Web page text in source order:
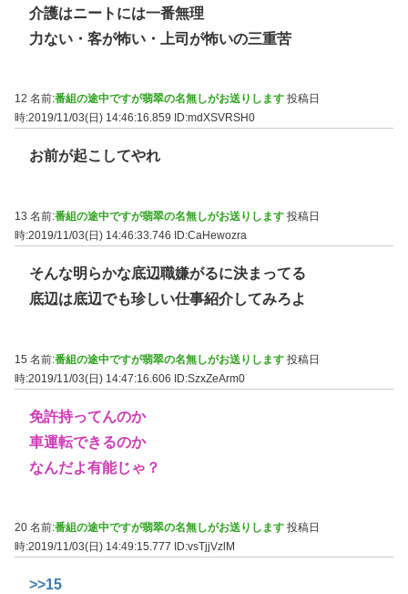
介護はニートには一番無理
力ない・客が怖い・上司が怖いの三重苦
12 名前:番組の途中ですが翡翠の名無しがお送りします 投稿日
時:2019/11/03(日) 14:46:16.859
ID:mdXSVRSH0
お前が起こしてやれ
13 名前:番組の途中ですが翡翠の名無しがお送りします 投稿日
時:2019/11/03(日) 14:46:33.746
ID:CaHewozra
そんな明らかな底辺職嫌がるに決まってる
底辺は底辺でも珍しい仕事紹介してみろよ
15 名前:番組の途中ですが翡翠の名無しがお送りします 投稿日
時:2019/11/03(日) 14:47:16.606 ID:SzxZeArm0
免許持ってんのか
車運転できるのか
なんだよ有能じゃ？
20 名前:番組の途中ですが翡翠の名無しがお送りします 投稿日
時:2019/11/03(日) 14:49:15.777
ID:vsTjjVzlM
>>15